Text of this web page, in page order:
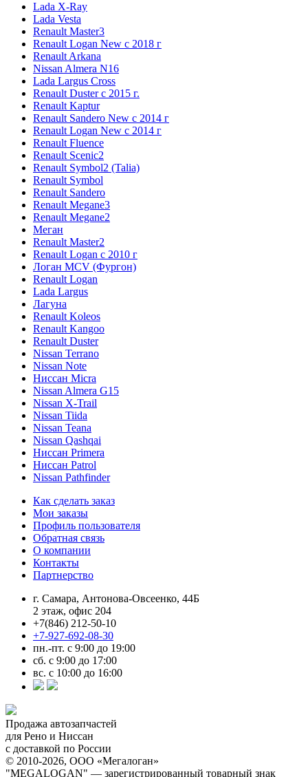
Lada X-Ray
Lada Vesta
Renault Master3
Renault Logan New с 2018 г
Renault Arkana
Nissan Almera N16
Lada Largus Cross
Renault Duster с 2015 г.
Renault Kaptur
Renault Sandero New с 2014 г
Renault Logan New с 2014 г
Renault Fluence
Renault Scenic2
Renault Symbol2 (Talia)
Renault Symbol
Renault Sandero
Renault Megane3
Renault Megane2
Меган
Renault Master2
Renault Logan c 2010 г
Логан МСV (Фургон)
Renault Logan
Lada Largus
Лагуна
Renault Koleos
Renault Kangoo
Renault Duster
Nissan Terrano
Nissan Note
Ниссан Micra
Nissan Almera G15
Nissan X-Trail
Nissan Tiida
Nissan Teana
Nissan Qashqai
Ниссан Primera
Ниссан Patrol
Nissan Pathfinder
Как сделать заказ
Мои заказы
Профиль пользователя
Обратная связь
О компании
Контакты
Партнерство
г. Самара, Антонова-Овсеенко, 44Б
2 этаж, офис 204
+7(846) 212-50-10
+7-927-692-08-30
пн.-пт. с 9:00 до 19:00
сб. с 9:00 до 17:00
вс. с 10:00 до 16:00
Продажа автозапчастей
для Рено и Ниссан
с доставкой по России
© 2010-2026, ООО «Мегалоган»
"MEGALOGAN" — зарегистрированный товарный знак